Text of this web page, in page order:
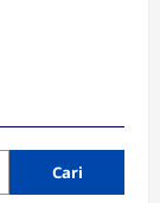
Cari